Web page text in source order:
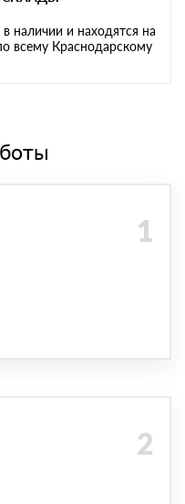
наличии и находятся на
всему Краснодарскому